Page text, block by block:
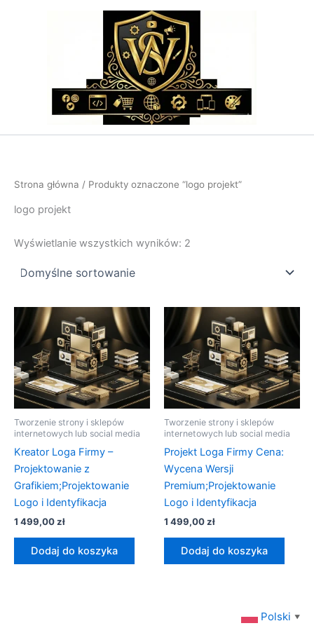
Strona główna / Produkty oznaczone “logo projekt”
logo projekt
Wyświetlanie wszystkich wyników: 2
Tworzenie strony i sklepów
internetowych lub social media
Kreator Loga Firmy –
Projektowanie z
Grafikiem;Projektowanie
Logo i Identyfikacja
1 499,00zł
Dodaj do koszyka
Tworzenie strony i sklepów
internetowych lub social media
Projekt Loga Firmy Cena:
Wycena Wersji
Premium;Projektowanie
Logo i Identyfikacja
1 499,00zł
Dodaj do koszyka
Polski ▼